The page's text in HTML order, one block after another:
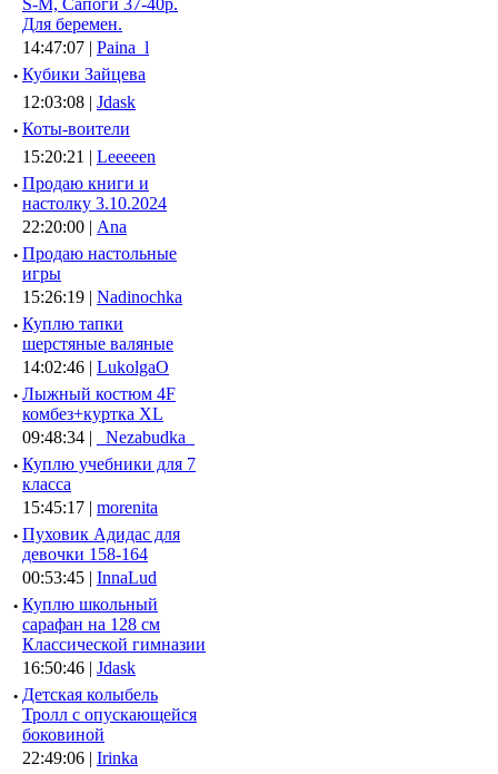
S-M, Сапоги 37-40р.
Для беремен.
14:47:07 | Paina_l
· Кубики Зайцева
12:03:08 | Jdask
· Коты-воители
15:20:21 | Leeeeen
· Продаю книги и
настолку 3.10.2024
22:20:00 | Ana
· Продаю настольные
игры
15:26:19 | Nadinochka
· Куплю тапки
шерстяные валяные
14:02:46 | LukolgaO
· Лыжный костюм 4F
комбез+куртка XL
09:48:34 |
_Nezabudka_
· Куплю учебники для 7
класса
15:45:17 | morenita
· Пуховик Адидас для
девочки 158-164
00:53:45 | InnaLud
· Куплю школьный
сарафан на 128 см
Классической гимназии
16:50:46 | Jdask
· Детская колыбель
Тролл с опускающейся
боковиной
22:49:06 | Irinka